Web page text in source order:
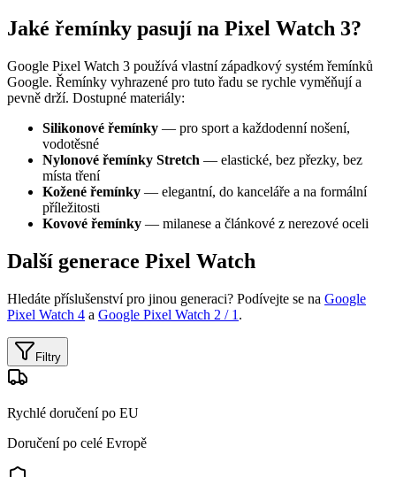
Jaké řemínky pasují na Pixel Watch 3?
Google Pixel Watch 3 používá vlastní západkový systém řemínků
Google. Řemínky vyhrazené pro tuto řadu se rychle vyměňují a
pevně drží. Dostupné materiály:
Silikonové řemínky — pro sport a každodenní nošení,
vodotěsné
Nylonové řemínky Stretch — elastické, bez přezky, bez
místa tření
Kožené řemínky — elegantní, do kanceláře a na formální
příležitosti
Kovové řemínky — milanese a článkové z nerezové oceli
Další generace Pixel Watch
Hledáte příslušenství pro jinou generaci? Podívejte se na Google
Pixel Watch 4 a Google Pixel Watch 2 / 1 .
Filtry
Rychlé doručení po EU
Doručení po celé Evropě